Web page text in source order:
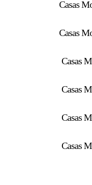
Casas
Casas
Casas
Casas
Casas
Casas